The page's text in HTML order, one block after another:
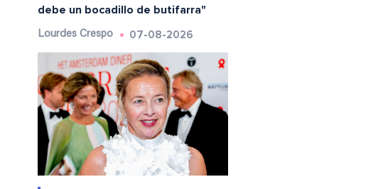
debe un bocadillo de butifarra"
Lourdes Crespo 07-08-2026